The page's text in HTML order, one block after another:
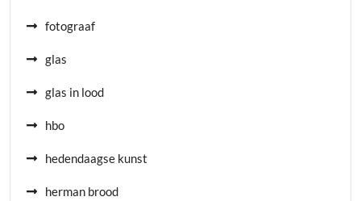
fotograaf
glas
glas in lood
hbo
hedendaagse kunst
herman brood